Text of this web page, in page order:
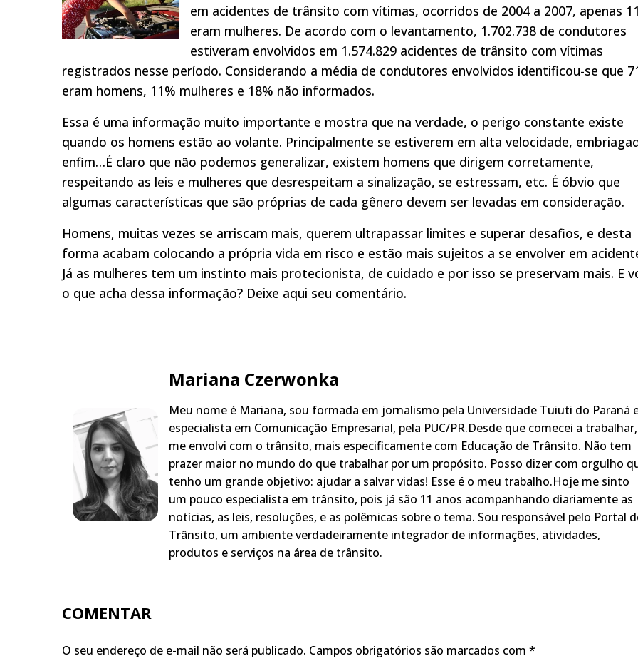
em acidentes de trânsito com vítimas, ocorridos de 2004 a 2007, apenas
eram mulheres. De acordo com o levantamento, 1.702.738 de condutores
estiveram envolvidos em 1.574.829 acidentes de trânsito com vítimas
registrados nesse período. Considerando a média de condutores envolvidos identificou-se que
eram homens, 11% mulheres e 18% não informados.
Essa é uma informação muito importante e mostra que na verdade, o perigo constante existe
quando os homens estão ao volante. Principalmente se estiverem em alta velocidade,
enfim…É claro que não podemos generalizar, existem homens que dirigem corretamente,
respeitando as leis e mulheres que desrespeitam a sinalização, se estressam, etc. É óbvio que
algumas características que são próprias de cada gênero devem ser levadas em consideração.
Homens, muitas vezes se arriscam mais, querem ultrapassar limites e superar desafios, e desta
forma acabam colocando a própria vida em risco e estão mais sujeitos a se envolver em
Já as mulheres tem um instinto mais protecionista, de cuidado e por isso se preservam mais. E
o que acha dessa informação? Deixe aqui seu comentário.
Mariana Czerwonka
Meu nome é Mariana, sou formada em jornalismo pela Universidade Tuiuti do Paraná
especialista em Comunicação Empresarial, pela PUC/PR.Desde que comecei a trabalhar,
me envolvi com o trânsito, mais especificamente com Educação de Trânsito. Não tem
prazer maior no mundo do que trabalhar por um propósito. Posso dizer com orgulho
tenho um grande objetivo: ajudar a salvar vidas! Esse é o meu trabalho.Hoje me sinto
um pouco especialista em trânsito, pois já são 11 anos acompanhando diariamente as
notícias, as leis, resoluções, e as polêmicas sobre o tema. Sou responsável pelo Portal
Trânsito, um ambiente verdadeiramente integrador de informações, atividades,
produtos e serviços na área de trânsito.
COMENTAR
O seu endereço de e-mail não será publicado. Campos obrigatórios são marcados com *